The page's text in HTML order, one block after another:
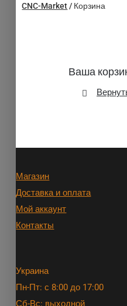
CNC-Market/ Корзина
Ваша
Магазин
Доставка и оплата
Мой аккаунт
Контакты
Украина
Пн-Пт: с 8:00 до 17:00
Сб-Вс: выходной